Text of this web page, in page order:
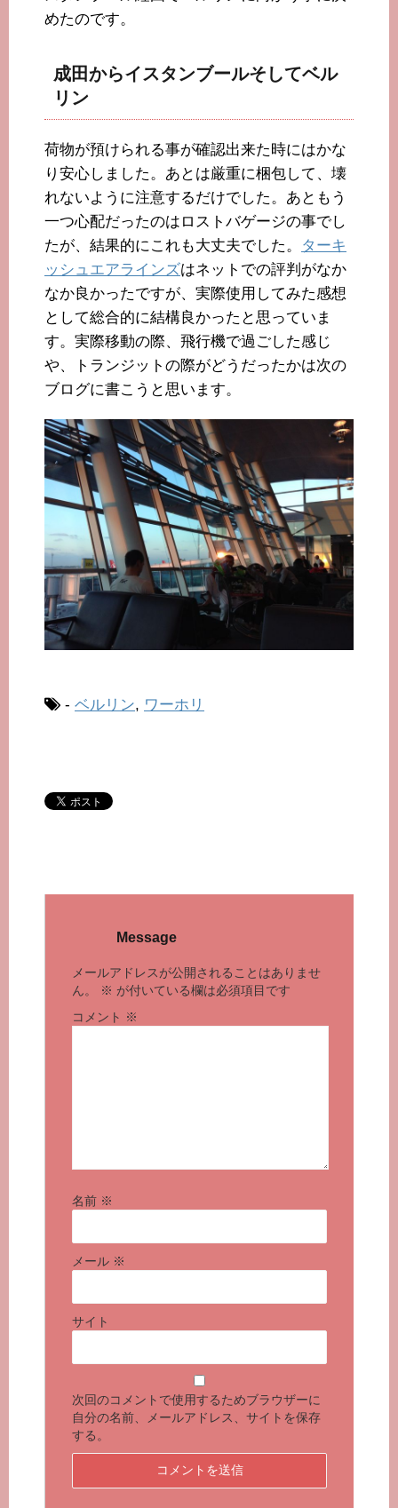
めたのです。
成田からイスタンブールそしてベル
リン
荷物が預けられる事が確認出来た時にはかな
り安心しました。あとは厳重に梱包して、壊
れないように注意するだけでした。あともう
一つ心配だったのはロストバゲージの事でし
たが、結果的にこれも大丈夫でした。
ターキ
ッシュエアラインズはネットでの評判がなか
なか良かったですが、実際使用してみた感想
として総合的に結構良かったと思っていま
す。実際移動の際、飛行機で過ごした感じ
や、トランジットの際がどうだったかは次の
ブログに書こうと思います。
- ベルリン, ワーホリ
Message
メールアドレスが公開されることはありませ
ん。
※ が付いている欄は必須項目です
コメント ※
名前 ※
メール ※
サイト
次回のコメントで使用するためブラウザーに
自分の名前、メールアドレス、サイトを保存
する。